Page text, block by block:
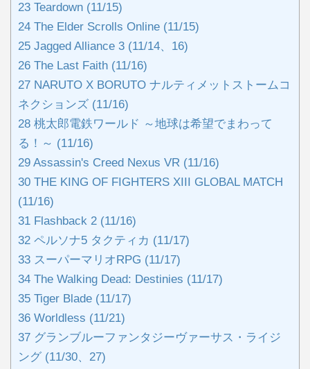
23 Teardown (11/15)
24 The Elder Scrolls Online (11/15)
25 Jagged Alliance 3 (11/14、16)
26 The Last Faith (11/16)
27 NARUTO X BORUTO ナルティメットストームコ
ネクションズ (11/16)
28 桃太郎電鉄ワールド ～地球は希望でまわって
る！～ (11/16)
29 Assassin's Creed Nexus VR (11/16)
30 THE KING OF FIGHTERS XIII GLOBAL MATCH
(11/16)
31 Flashback 2 (11/16)
32 ペルソナ5 タクティカ (11/17)
33 スーパーマリオRPG (11/17)
34 The Walking Dead: Destinies (11/17)
35 Tiger Blade (11/17)
36 Worldless (11/21)
37 グランブルーファンタジーヴァーサス・ライジ
ング (11/30、27)